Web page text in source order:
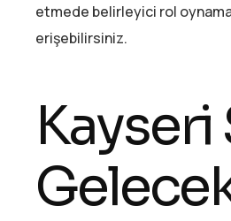
etmede belirleyici rol
erişebilirsiniz.